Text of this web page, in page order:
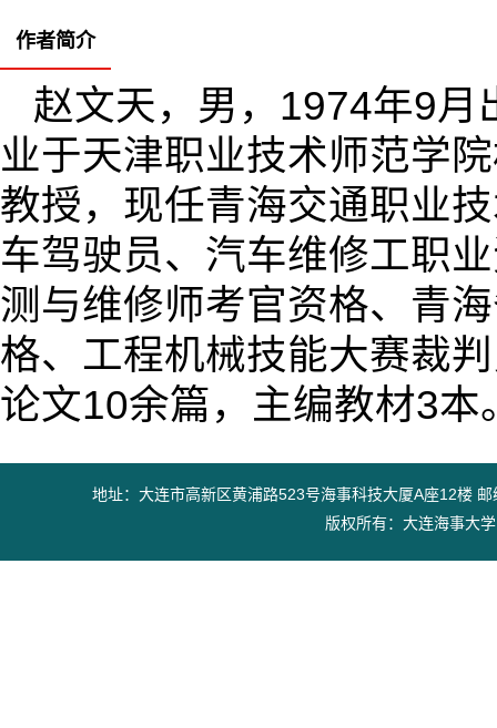
作者简介
赵文天，男，1974年9月
业于天津职业技术师范学
教授，现任青海交通职业
车驾驶员、汽车维修工职
测与维修师考官资格、青
格、工程机械技能大赛裁
论文10余篇，主编教材3本
地址：大连市高新区黄浦路523号海事科技大厦A座12楼
版权所有：大连海事大